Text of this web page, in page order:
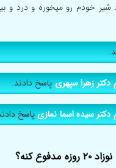
شیر خودم رو میخوره و درد و
دکتر زهرا سپهریپاسخ دادند.
دکتر سیده اسما نمازیپاسخ
مدفوع کنه؟